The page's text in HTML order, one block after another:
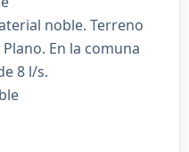
noble. Terreno
En la comuna
8 l/s.